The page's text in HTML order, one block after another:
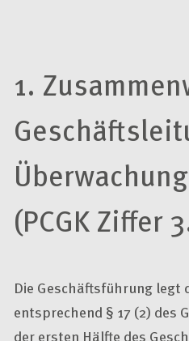
1.
(PCGK Ziffer
Die Geschäftsführung legt
entsprechend § 17 (2) des
der ersten Hälfte des